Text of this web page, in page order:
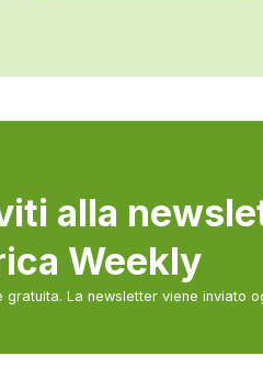
ZCS Azzurro
alla
Weekly
gratuita. La newsletter viene inviato